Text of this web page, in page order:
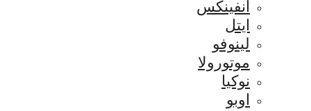
انفينكس
ايتل
لينوفو
موتورولا
نوكيا
اوبو